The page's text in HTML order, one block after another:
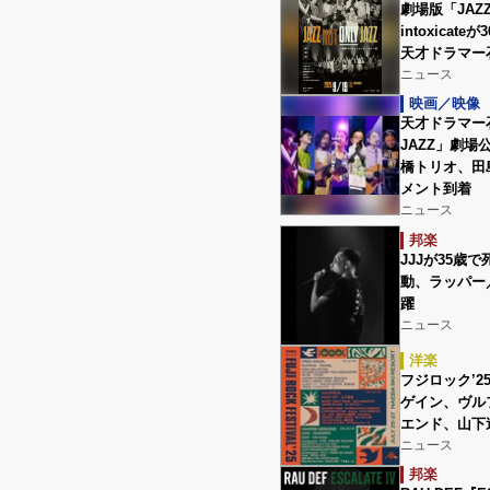
劇場版「
intoxicateが
天才ドラマ
ニュース
映画／映像
天才ドラマ
JAZZ」劇場
橋トリオ、
メント到着
ニュース
邦楽
JJJが35歳で
動、ラッパー
躍
ニュース
洋楽
フジロック
ゲイン、ヴル
エンド、山
ニュース
邦楽